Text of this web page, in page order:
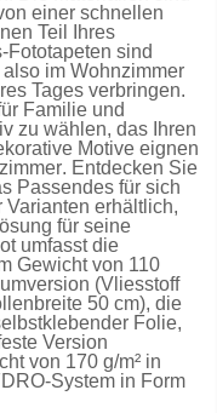
einer schnellen
Teil Ihres
Fototapeten sind
im Wohnzimmer
Tages verbringen.
Familie und
zu wählen, das Ihren
Motive eignen
. Entdecken Sie
Passendes für sich
Varianten erhältlich,
für seine
umfasst die
Gewicht von 110
(Vliesstoff
50 cm), die
Folie,
Version
von 170 g/m² in
System in Form